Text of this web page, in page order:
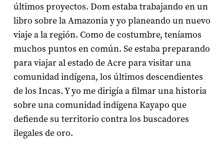
últimos proyectos. Dom estaba trabajando en un
libro sobre la Amazonia y yo planeando un nuevo
viaje a la región. Como de costumbre, teníamos
muchos puntos en común. Se estaba preparando
para viajar al estado de Acre para visitar una
comunidad indígena, los últimos descendientes
de los Incas. Y yo me dirigía a filmar una historia
sobre una comunidad indígena Kayapo que
defiende su territorio contra los buscadores
ilegales de oro.